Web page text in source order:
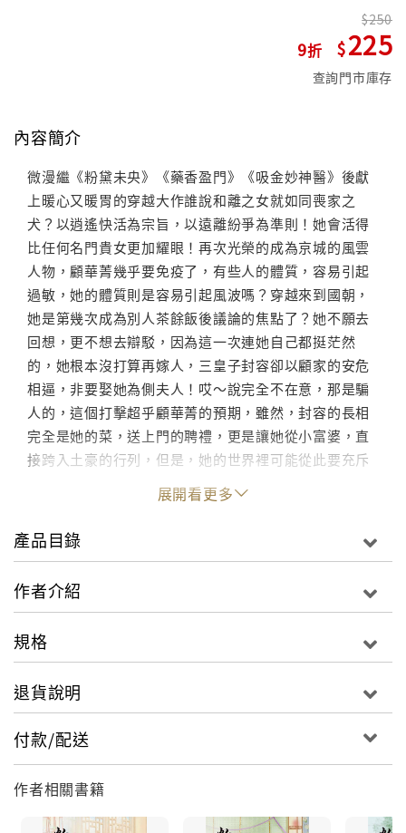
9
250
225
查詢門市庫存
內容簡介
微漫繼《粉黛未央》《藥香盈門》《吸金妙神醫》後獻
上暖心又暖胃的穿越大作誰說和離之女就如同喪家之
犬？以逍遙快活為宗旨，以遠離紛爭為準則！她會活得
比任何名門貴女更加耀眼！再次光榮的成為京城的風雲
人物，顧華菁幾乎要免疫了，有些人的體質，容易引起
過敏，她的體質則是容易引起風波嗎？穿越來到國朝，
她是第幾次成為別人茶餘飯後議論的焦點了？她不願去
回想，更不想去辯駁，因為這一次連她自己都挺茫然
的，她根本沒打算再嫁人，三皇子封容卻以顧家的安危
相逼，非要娶她為側夫人！哎～說完全不在意，那是騙
人的，這個打擊超乎顧華菁的預期，雖然，封容的長相
完全是她的菜，送上門的聘禮，更是讓她從小富婆，直
接跨入土豪的行列，但是，她的世界裡可能從此要充斥
著算計和虛偽，還得忍受跟別的女人共用一個男人！這
一切，跟她原本希冀的生活，相差太遠了！不過，她不
能為了一己之私，陷顧家於危難之中……好啊，他敢
娶，她就嫁！至於後果嘛，親愛的三皇子殿下，你就等
展開看更多
產品目錄
作者介紹
規格
退貨說明
付款/配送
作者相關書籍